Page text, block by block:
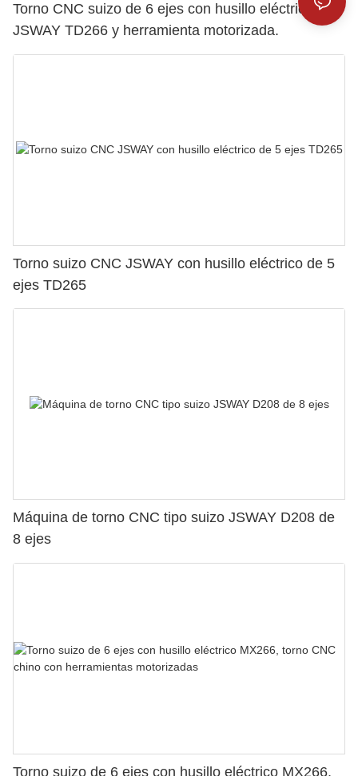
Torno CNC suizo de 6 ejes con husillo eléctrico
JSWAY TD266 y herramienta motorizada.
Torno suizo CNC JSWAY con husillo eléctrico de 5
ejes TD265
Máquina de torno CNC tipo suizo JSWAY D208 de
8 ejes
Torno suizo de 6 ejes con husillo eléctrico MX266,